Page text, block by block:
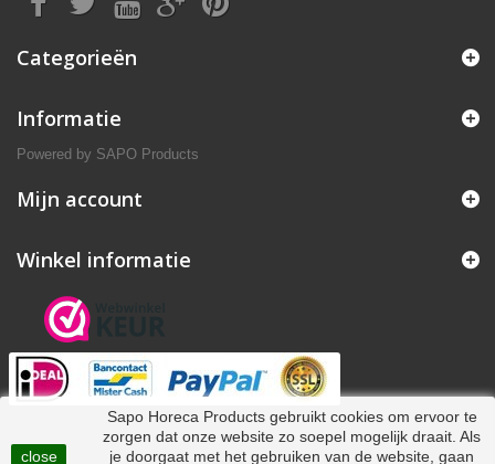
Categorieën
Informatie
Powered by SAPO Products
Mijn account
Winkel informatie
close
Sapo Horeca Products gebruikt cookies om ervoor te
zorgen dat onze website zo soepel mogelijk draait. Als
je doorgaat met het gebruiken van de website, gaan